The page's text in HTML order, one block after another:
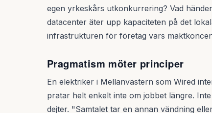
egen yrkeskårs utkonkurrering? Vad
datacenter äter upp kapaciteten på det
infrastrukturen för företag vars
Pragmatism möter principer
En elektriker i Mellanvästern som Wired
pratar helt enkelt inte om jobbet längre.
dejter. "Samtalet tar en annan vändning